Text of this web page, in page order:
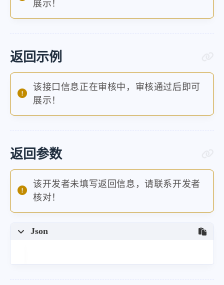
展示！
返回示例
该接口信息正在审核中，审核通过后即可
展示！
返回参数
该开发者未填写返回信息，请联系开发者
核对！
Json